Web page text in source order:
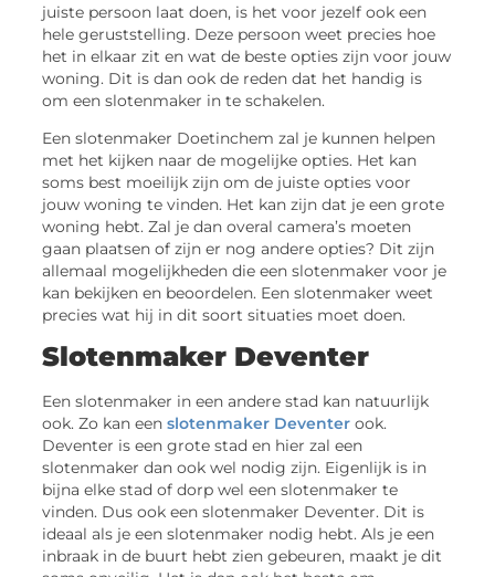
juiste persoon laat doen, is het voor jezelf ook een
hele geruststelling. Deze persoon weet precies hoe
het in elkaar zit en wat de beste opties zijn voor jouw
woning. Dit is dan ook de reden dat het handig is
om een slotenmaker in te schakelen.
Een slotenmaker Doetinchem zal je kunnen helpen
met het kijken naar de mogelijke opties. Het kan
soms best moeilijk zijn om de juiste opties voor
jouw woning te vinden. Het kan zijn dat je een grote
woning hebt. Zal je dan overal camera’s moeten
gaan plaatsen of zijn er nog andere opties? Dit zijn
allemaal mogelijkheden die een slotenmaker voor je
kan bekijken en beoordelen. Een slotenmaker weet
precies wat hij in dit soort situaties moet doen.
Slotenmaker Deventer
Een slotenmaker in een andere stad kan natuurlijk
ook. Zo kan eenslotenmaker Deventer ook.
Deventer is een grote stad en hier zal een
slotenmaker dan ook wel nodig zijn. Eigenlijk is in
bijna elke stad of dorp wel een slotenmaker te
vinden. Dus ook een slotenmaker Deventer. Dit is
ideaal als je een slotenmaker nodig hebt. Als je een
inbraak in de buurt hebt zien gebeuren, maakt je dit